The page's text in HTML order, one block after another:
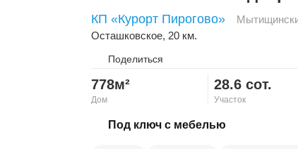
КП «Курорт Пирогово»
Осташковское, 20 км.
Поделиться
Скопировать ссылку
778м²
Дом
28.6 сот.
Участок
Под ключ с мебелью